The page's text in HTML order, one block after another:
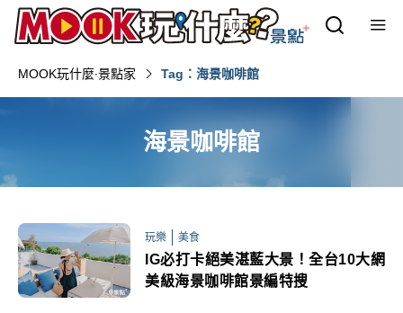
MOOK玩什麼‧景點家 Tag：海景咖啡館
海景咖啡館
玩樂 美食
IG必打卡絕美湛藍大景！全台10大網
美級海景咖啡館景編特搜